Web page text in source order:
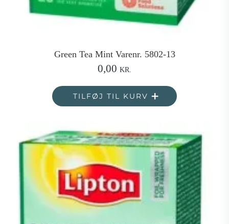
Green Tea Mint Varenr. 5802-13
0,00 KR.
TILFØJ TIL KURV